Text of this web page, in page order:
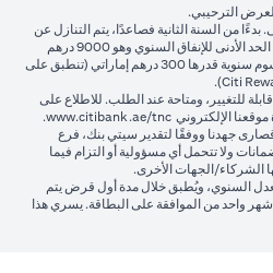
الترحيبي.
من السنة الثانية فصاعدًا، يتم التنازل عن
الرسوم السنوية ما لم يتم الوصول إلى الحد الأدنى للإنفاق السنوي وهو 9000 درهم
إماراتي، وفي هذه الحالة يتم تطبيق رسوم سنوية قدرها 300 درهم إماراتي (تنطبق على
للتغيير، ومتاحة عند الطلب. للاطلاع على
الإلكتروني www.citibank.ae/tnc
(opens in a new tab).
جهدنا ووفقًا لتقدير سيتي بنك، فرع
ولا تتحمل أي مسؤولية أو التزام فيما
الشركاء/الجهات الأخرى.
السنوي، ويُطبق خلال مدة أول قرض يتم
شهر واحد من الموافقة على البطاقة. يسري هذا